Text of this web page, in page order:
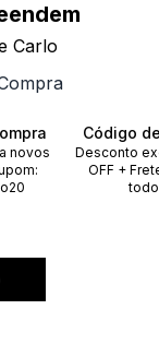
Carlo
novos
Código
Desconto
OFF +